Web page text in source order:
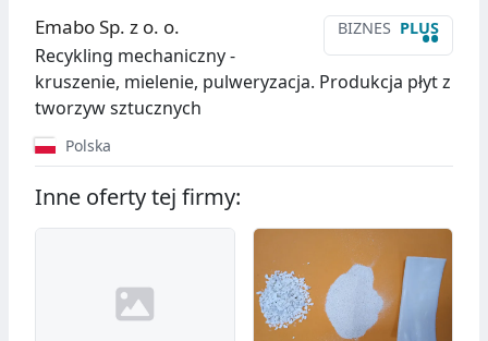
BIZNES PLUS
••
Emabo Sp. z o. o.
Recykling mechaniczny -
kruszenie, mielenie, pulweryzacja. Produkcja płyt z
tworzyw sztucznych
Polska
Inne oferty tej firmy: